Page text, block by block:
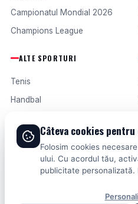
Campionatul Mondial 2026
Champions League
ALTE SPORTURI
Tenis
Handbal
Formula 1
Fotbal intern
Fotbal extern
Câteva cookies
Folosim cookies
ului. Cu acordul tău,
publicitate personalizată.